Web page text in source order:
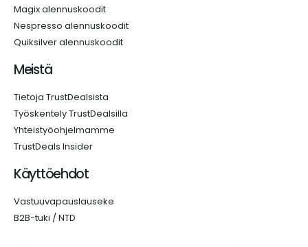
Magix alennuskoodit
Nespresso alennuskoodit
Quiksilver alennuskoodit
Meistä
Tietoja TrustDealsista
Työskentely TrustDealsilla
Yhteistyöohjelmamme
TrustDeals Insider
Käyttöehdot
Vastuuvapauslauseke
B2B-tuki / NTD